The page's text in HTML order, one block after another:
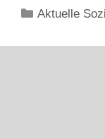
Kategorien
Aktuelle